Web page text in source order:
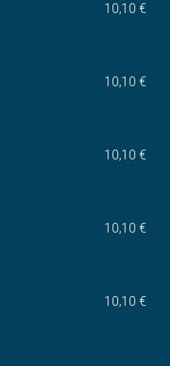
10,10 €
10,10 €
10,10 €
10,10 €
10,10 €